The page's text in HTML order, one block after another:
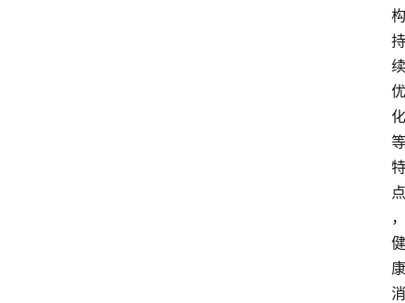
构
持
续
优
化
等
特
点
，
健
康
消